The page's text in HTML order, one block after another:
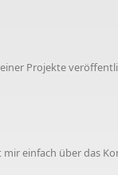
Projekte
einfach über das